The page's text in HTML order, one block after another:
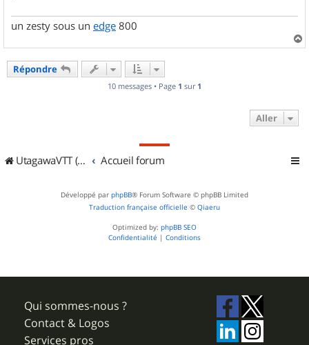
un zesty sous un edge 800
a
Répondre
10 messages • Page 1 sur 1
Aller
UtagawaVTT (Randos VTT et VTTAE avec traces GPS) Accueil forum
Développé par phpBB® Forum Software © phpBB Limited
Traduction française officielle © Qiaeru
Optimized by: phpBB SEO
Confidentialité | Conditions
Qui sommes-nous ?
Contact & Logos
Services pros